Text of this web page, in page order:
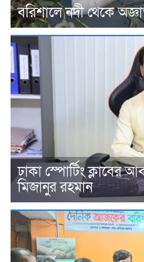
বরিশালে নদী থেকে
ঢাকা স্পোর্টিং ক্লাবের
মিজানুর রহমান